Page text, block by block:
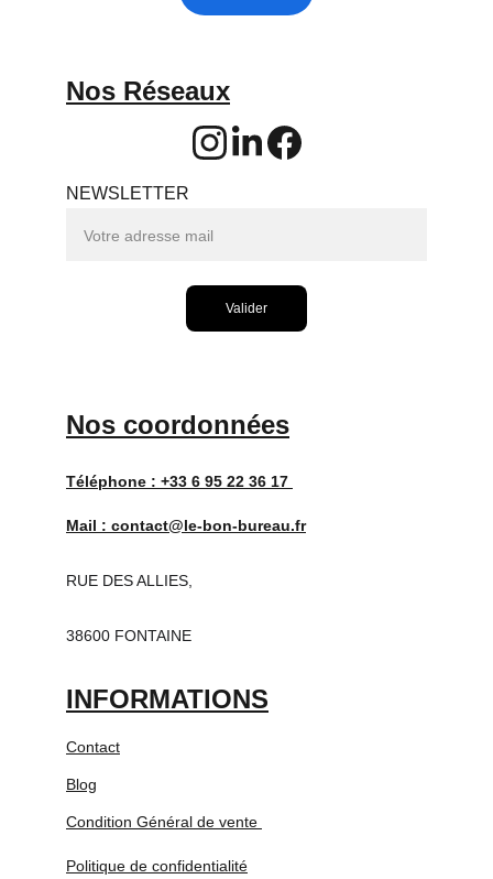
Téléphone : +33 6 95 22 36 17
Mail : contact@le-bon-bureau.fr
RUE DES ALLIES,
38600 FONTAINE
Politique de confidentialité
Contact
Blog
Condition Général de vente
Nos Réseaux
Nos coordonnées
INFORMATIONS
NEWSLETTER
Valider